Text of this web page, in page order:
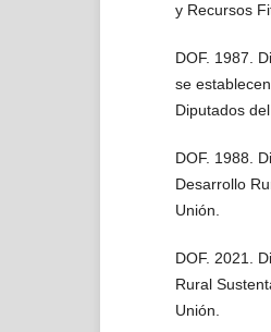
y Recursos
DOF. 1987.
se
Diputados
DOF. 1988.
Desarrollo
Unión.
DOF. 2021.
Rural
Unión.